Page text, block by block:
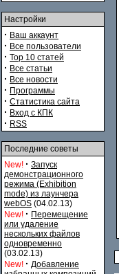
Настройки
· Ваш аккаунт
· Все пользователи
· Top 10 статей
· Все статьи
· Все новости
· Программы
· Статистика сайта
· Вход с КПК
· RSS
Последние советы
New! · Запуск
демонстрационного
режима (Exhibition
mode) из лаунчера
webOS (04.02.13)
New! · Перемещение
или удаление
нескольких файлов
одновременно
(03.02.13)
New! · Добавление